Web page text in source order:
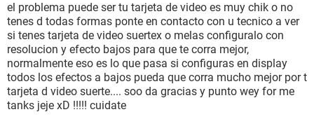
el problema puede ser tu tarjeta de video es muy chik o no
tenes d todas formas ponte en contacto con u tecnico a ver
si tenes tarjeta de video suertex o melas configuralo con
resolucion y efecto bajos para que te corra mejor,
normalmente eso es lo que pasa si configuras en display
todos los efectos a bajos pueda que corra mucho mejor por t
tarjeta d video suerte.... soo da gracias y punto wey for me
tanks jeje xD !!!!! cuidate